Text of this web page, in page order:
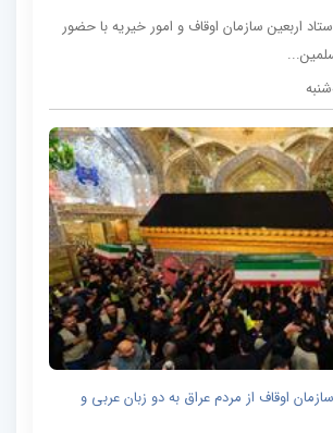
اربعین سازمان اوقاف و امور خیریه با حضور
اوقاف از مردم عراق به دو زبان عربی و